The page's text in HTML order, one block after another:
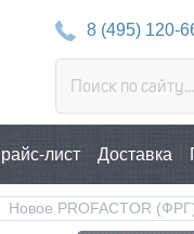
8 (495) 120-
лист Доставка
Новое PROFACTOR